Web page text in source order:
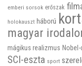
emberi sorsok erőszak
holokauszt háború
magyar
mágikus realizmus Nobel-
SCI-eszta sport